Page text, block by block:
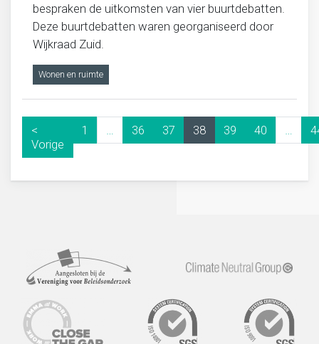
bespraken de uitkomsten van vier buurtdebatten.
Deze buurtdebatten waren georganiseerd door
Wijkraad Zuid.
Wonen en ruimte
<
Vorige
1 36 37 38 39 40